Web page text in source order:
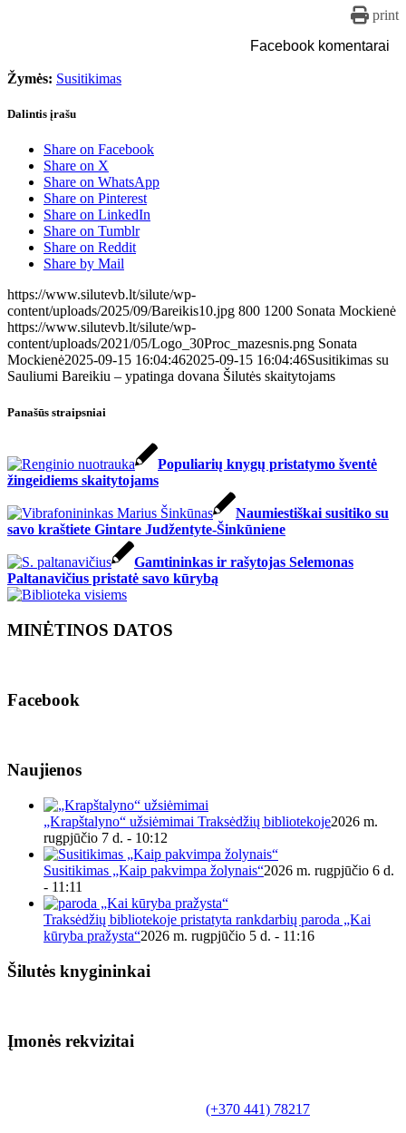
print
Facebook komentarai
Žymės: Susitikimas
Dalintis įrašu
Share on Facebook
Share on X
Share on WhatsApp
Share on Pinterest
Share on LinkedIn
Share on Tumblr
Share on Reddit
Share by Mail
https://www.silutevb.lt/silute/wp-
content/uploads/2025/09/Bareikis10.jpg 800 1200 Sonata Mockienė
https://www.silutevb.lt/silute/wp-
content/uploads/2021/05/Logo_30Proc_mazesnis.png Sonata
Mockienė2025-09-15 16:04:462025-09-15 16:04:46Susitikimas su
Sauliumi Bareikiu – ypatinga dovana Šilutės skaitytojams
Panašūs straipsniai
Populiarių knygų pristatymo šventė
žingeidiems skaitytojams
Naumiestiškai susitiko su
savo kraštiete Gintare Judžentyte-Šinkūniene
Gamtininkas ir rašytojas Selemonas
Paltanavičius pristatė savo kūrybą
MINĖTINOS DATOS
Facebook
Naujienos
„Krapštalyno“ užsiėmimai Traksėdžių bibliotekoje2026 m.
rugpjūčio 7 d. - 10:12
Susitikimas „Kaip pakvimpa žolynais“2026 m. rugpjūčio 6 d.
- 11:11
Traksėdžių bibliotekoje pristatyta rankdarbių paroda „Kai
kūryba pražysta“2026 m. rugpjūčio 5 d. - 11:16
Šilutės knygininkai
Įmonės rekvizitai
(+370 441) 78217